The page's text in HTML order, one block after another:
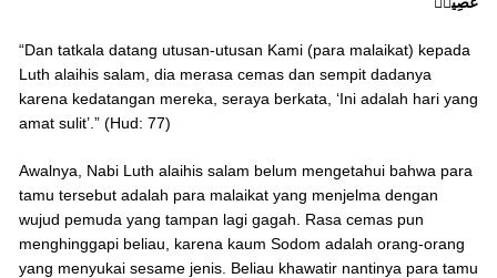
“Dan tatkala datang utusan-utusan Kami (para malaikat) kepada
Luth alaihis salam, dia merasa cemas dan sempit dadanya
karena kedatangan mereka, seraya berkata, ‘Ini adalah hari yang
amat sulit’.” (Hud: 77)
Awalnya, Nabi Luth alaihis salam belum mengetahui bahwa para
tamu tersebut adalah para malaikat yang menjelma dengan
wujud pemuda yang tampan lagi gagah. Rasa cemas pun
menghinggapi beliau, karena kaum Sodom adalah orang-orang
yang menyukai sesame jenis. Beliau khawatir nantinya para tamu